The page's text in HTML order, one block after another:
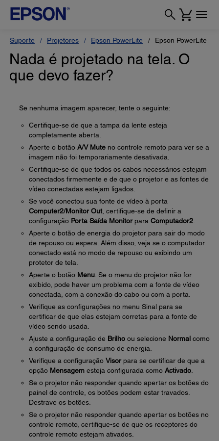
Suporte Projetores Epson PowerLite Epson PowerLite
Nada é projetado na tela. O
que devo fazer?
Se nenhuma imagem aparecer, tente o seguinte:
Certifique-se de que a tampa da lente esteja
completamente aberta.
Aperte o botão A/V Mute no controle remoto para ver se a
imagem não foi temporariamente desativada.
Certifique-se de que todos os cabos necessários estejam
conectados firmemente e de que o projetor e as fontes de
vídeo conectadas estejam ligados.
Se você conectou sua fonte de vídeo à porta
Computer2/Monitor Out , certifique-se de definir a
configuração Porta Saída Monitorpara Computador2
Aperte o botão de energia do projetor para sair do modo
de repouso ou espera. Além disso, veja se o computador
conectado está no modo de repouso ou exibindo um
protetor de tela.
Aperte o botão Menu . Se o menu do projetor não for
exibido, pode haver um problema com a fonte de vídeo
conectada, com a conexão do cabo ou com a porta.
Verifique as configurações no menu Sinal para se
certificar de que elas estejam corretas para a fonte de
vídeo sendo usada.
Ajuste a configuração de Brilho ou selecione Normal como
a configuração de consumo de energia.
Verifique a configuração Visorpara se certificar de que a
opção Mensagem esteja configurada como Activado
Se o projetor não responder quando apertar os botões do
painel de controle, os botões podem estar travados.
Destrave os botões.
Se o projetor não responder quando apertar os botões no
controle remoto, certifique-se de que os receptores do
controle remoto estejam ativados.